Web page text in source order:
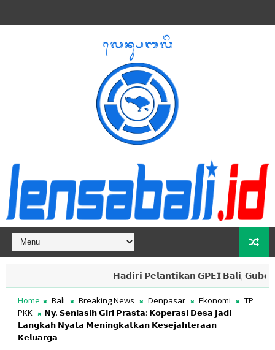
𝗛𝗮𝗱𝗶𝗿𝗶 𝗣𝗲𝗹𝗮𝗻𝘁𝗶𝗸𝗮𝗻 𝗚𝗣𝗘𝗜 𝗕𝗮𝗹𝗶, 𝗚𝘂𝗯𝗲𝗿𝗻𝘂𝗿
Home Bali Breaking News Denpasar Ekonomi
TP
PKK
𝗡𝘆. 𝗦𝗲𝗻𝗶𝗮𝘀𝗶𝗵 𝗚𝗶𝗿𝗶 𝗣𝗿𝗮𝘀𝘁𝗮: 𝗞𝗼𝗽𝗲𝗿𝗮𝘀𝗶 𝗗𝗲𝘀𝗮 𝗝𝗮𝗱𝗶
𝗟𝗮𝗻𝗴𝗸𝗮𝗵 𝗡𝘆𝗮𝘁𝗮 𝗠𝗲𝗻𝗶𝗻𝗴𝗸𝗮𝘁𝗸𝗮𝗻 𝗞𝗲𝘀𝗲𝗷𝗮𝗵𝘁𝗲𝗿𝗮𝗮𝗻
𝗞𝗲𝗹𝘂𝗮𝗿𝗴𝗮